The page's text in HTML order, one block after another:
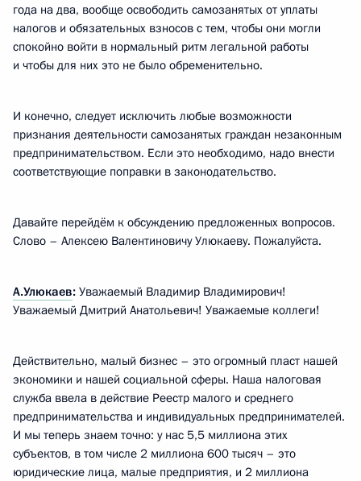
года на два, вообще освободить самозанятых от уплаты
налогов и обязательных взносов с тем, чтобы они могли
спокойно войти в нормальный ритм легальной работы
и чтобы для них это не было обременительно.
И конечно, следует исключить любые возможности
признания деятельности самозанятых граждан незаконным
предпринимательством. Если это необходимо, надо внести
соответствующие поправки в законодательство.
Давайте перейдём к обсуждению предложенных вопросов.
Слово – Алексею Валентиновичу Улюкаеву. Пожалуйста.
А.Улюкаев: Уважаемый Владимир Владимирович!
Уважаемый Дмитрий Анатольевич! Уважаемые коллеги!
Действительно, малый бизнес – это огромный пласт нашей
экономики и нашей социальной сферы. Наша налоговая
служба ввела в действие Реестр малого и среднего
предпринимательства и индивидуальных предпринимателей.
И мы теперь знаем точно: у нас 5,5 миллиона этих
субъектов, в том числе 2 миллиона 600 тысяч – это
юридические лица, малые предприятия, и 2 миллиона